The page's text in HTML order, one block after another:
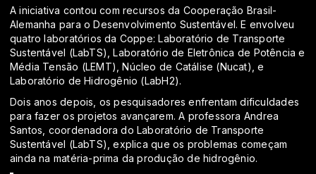
A iniciativa contou com recursos da Cooperação Brasil-
Alemanha para o Desenvolvimento Sustentável. E envolveu
quatro laboratórios da Coppe: Laboratório de Transporte
Sustentável (LabTS), Laboratório de Eletrônica de Potência e
Média Tensão (LEMT), Núcleo de Catálise (Nucat), e
Laboratório de Hidrogênio (LabH2).
Dois anos depois, os pesquisadores enfrentam dificuldades
para fazer os projetos avançarem. A professora Andrea
Santos, coordenadora do Laboratório de Transporte
Sustentável (LabTS), explica que os problemas começam
ainda na matéria-prima da produção de hidrogênio.